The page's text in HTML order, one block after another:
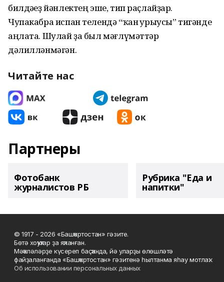
билдәһеҙ йәнлектең эше, тип раҫлайҙар.
Чупакабра испан телендә “ҡан һурыусы” тигәнде
аңлата. Шулай ҙа был мәғлүмәттәр
дәлилләнмәгән.
Читайте нас
Партнеры
Фотобанк
журналистов РБ
Рубрика "Еда и
напитки"
© 1917 - 2026 «Башҡортостан» гәзите.
Бөтә хоҡуҡтар ҙа яҡланған.
Мәҡәләләрҙе күсереп баҫҡанда, йә уларҙы өлөшләтә
файҙаланғанда «Башҡортостан» гәзитенә һылтанма яһау мотлаҡ.
Об использовании персональных данных